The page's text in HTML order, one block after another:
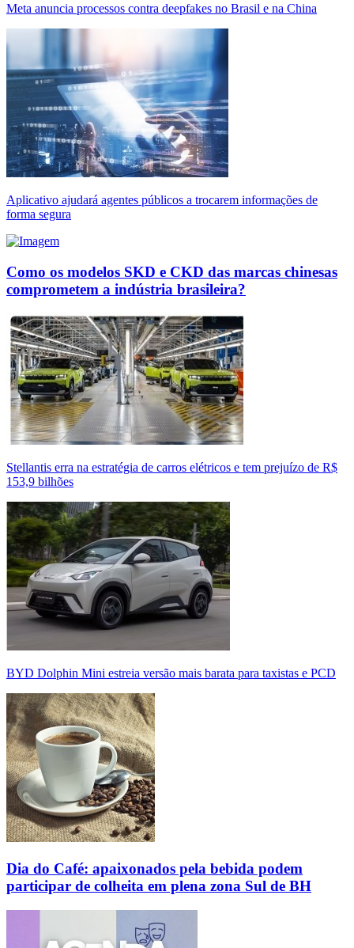
Meta anuncia processos contra deepfakes no Brasil e na China
Aplicativo ajudará agentes públicos a trocarem informações de
forma segura
Como os modelos SKD e CKD das marcas chinesas
comprometem a indústria brasileira?
Stellantis erra na estratégia de carros elétricos e tem prejuízo de R$
153,9 bilhões
BYD Dolphin Mini estreia versão mais barata para taxistas e PCD
Dia do Café: apaixonados pela bebida podem
participar de colheita em plena zona Sul de BH